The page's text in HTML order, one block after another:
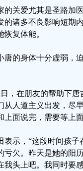
的关爱尤其是圣路加
的诸多不良影响短期
恢复体能。
唐的身体十分虚弱，
日，在朋友的帮助下
从人道主义出发，尽
上面说完，需要等上
表示，“这段时间孩
亏欠。昨天是她的阳
我头上吧。我同时要